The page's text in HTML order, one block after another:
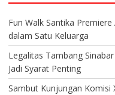
Fun Walk Santika
dalam Satu Keluarga
Legalitas Tambang
Jadi Syarat Penting
Sambut Kunjungan Komisi